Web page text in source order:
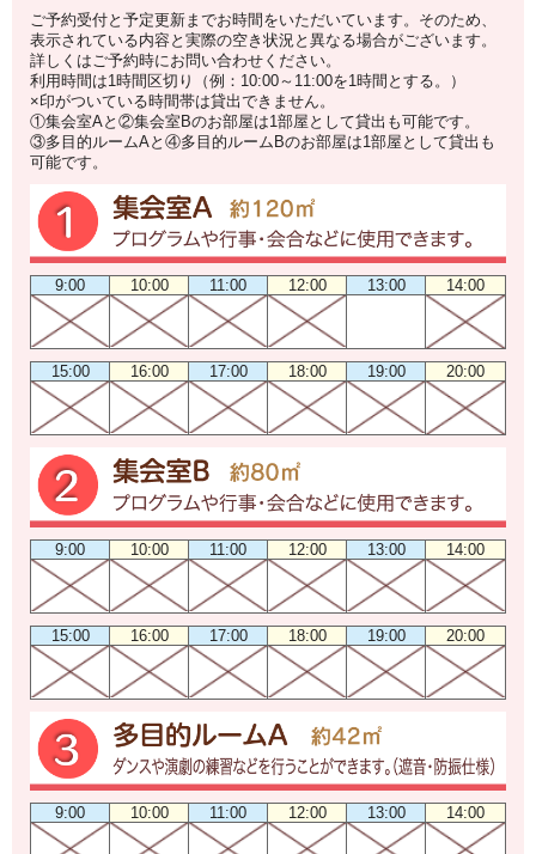
ご予約受付と予定更新までお時間をいただいています。そのため、
表示されている内容と実際の空き状況と異なる場合がございます。
詳しくはご予約時にお問い合わせください。
利用時間は1時間区切り（例：10:00～11:00を1時間とする。）
×印がついている時間帯は貸出できません。
①集会室Aと②集会室Bのお部屋は1部屋として貸出も可能です。
③多目的ルームAと④多目的ルームBのお部屋は1部屋として貸出も
可能です。
9:00 10:00 11:00 12:00 13:00 14:00
15:00 16:00 17:00 18:00 19:00 20:00
9:00 10:00 11:00 12:00 13:00 14:00
15:00 16:00 17:00 18:00 19:00 20:00
9:00 10:00 11:00 12:00 13:00 14:00